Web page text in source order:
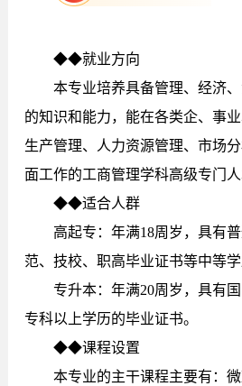
◆◆就业方向
本专业培养具备管理、经济
的知识和能力，能在各类企、事
生产管理、人力资源管理、市场
面工作的工商管理学科高级专门人
◆◆适合人群
高起专：年满18周岁，具有
范、技校、职高毕业证书等中等学
专升本：年满20周岁，具有
专科以上学历的毕业证书。
◆◆课程设置
本专业的主干课程主要有：